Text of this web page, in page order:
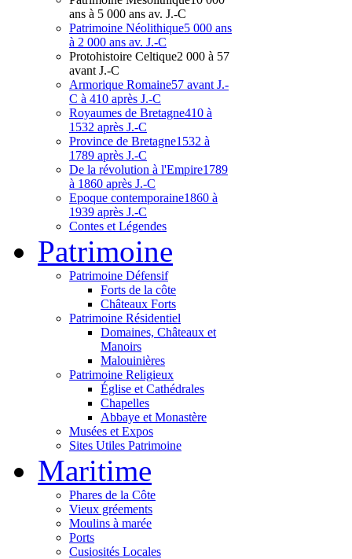
ans à 5 000 ans av. J.-C
Patrimoine Néolithique5 000 ans
à 2 000 ans av. J.-C
Protohistoire Celtique2 000 à 57
avant J.-C
Armorique Romaine57 avant J.-
C à 410 après J.-C
Royaumes de Bretagne410 à
1532 après J.-C
Province de Bretagne1532 à
1789 après J.-C
De la révolution à l'Empire1789
à 1860 après J.-C
Epoque contemporaine1860 à
1939 après J.-C
Contes et Légendes
Patrimoine
Patrimoine Défensif
Forts de la côte
Châteaux Forts
Patrimoine Résidentiel
Domaines, Châteaux et
Manoirs
Malouinières
Patrimoine Religieux
Église et Cathédrales
Chapelles
Abbaye et Monastère
Musées et Expos
Sites Utiles Patrimoine
Maritime
Phares de la Côte
Vieux gréements
Moulins à marée
Ports
Cusiosités Locales